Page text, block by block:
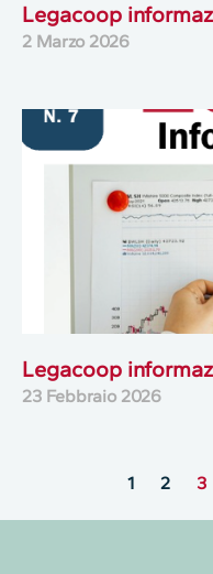
Legacoop
2 Marzo 2026
Legacoop
23 Febbraio 2026
1 2 3